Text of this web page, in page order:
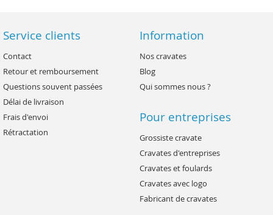
Service clients
Contact
Retour et remboursement
Questions souvent passées
Délai de livraison
Frais d'envoi
Rétractation
Information
Nos cravates
Blog
Qui sommes nous ?
Pour entreprises
Grossiste cravate
Cravates d'entreprises
Cravates et foulards
Cravates avec logo
Fabricant de cravates